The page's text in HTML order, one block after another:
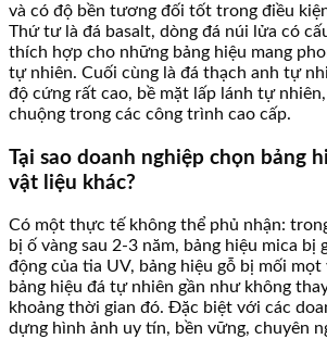
và có độ bền tương đối tốt trong điều
Thứ tư là đá basalt, dòng đá núi lửa có
thích hợp cho những bảng hiệu mang
tự nhiên. Cuối cùng là đá thạch anh tự
độ cứng rất cao, bề mặt lấp lánh tự
chuộng trong các công trình cao cấp.
Tại sao doanh nghiệp chọn bảng
vật liệu khác?
Có một thực tế không thể phủ nhận:
bị ố vàng sau 2-3 năm, bảng hiệu mica bị
động của tia UV, bảng hiệu gỗ bị mối mọt
bảng hiệu đá tự nhiên gần như không
khoảng thời gian đó. Đặc biệt với các
dựng hình ảnh uy tín, bền vững, chuyên